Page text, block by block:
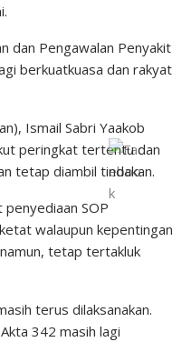
dan Pengawalan Penyakit
berkuatkuasa dan rakyat
Ismail Sabri Yaakob
peringkat tertentu dan
tetap diambil tindakan.
SOP
walaupun kepentingan
tetap tertakluk
terus dilaksanakan.
342 masih lagi